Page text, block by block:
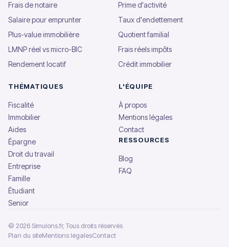
Frais de notaire
Prime d'activité
Salaire pour emprunter
Taux d'endettement
Plus-value immobilière
Quotient familial
LMNP réel vs micro-BIC
Frais réels impôts
Rendement locatif
Crédit immobilier
THÉMATIQUES
Fiscalité
Immobilier
Aides
Épargne
Droit du travail
Entreprise
Famille
Étudiant
Senior
L'ÉQUIPE
À propos
Mentions légales
Contact
RESSOURCES
Blog
FAQ
© 2026 Simulons.fr, Tous droits réservés
Plan du siteMentions légalesContact